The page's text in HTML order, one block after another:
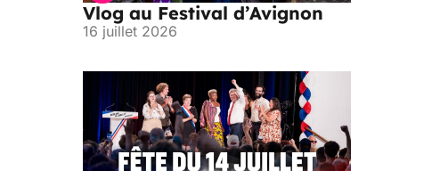
Vlog au Festival d’Avignon
16 juillet 2026